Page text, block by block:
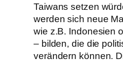
Taiwans setzen
werden sich neue
wie z.B. Indonesien
– bilden, die die
verändern können.